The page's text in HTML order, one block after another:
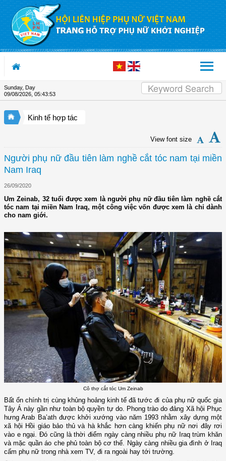
Skip to Content
Sunday, Day
09/08/2026 05:43:53
Kinh tế hợp tác
View font size
Người phụ nữ đầu tiên làm nghề cắt tóc nam tại miền
Nam Iraq
26/09/2020
Um Zeinab, 32 tuổi được xem là người phụ nữ đầu tiên làm nghề cắt
tóc nam tại miền Nam Iraq, một công việc vốn được xem là chỉ dành
cho nam giới.
Cô thợ cắt tóc Um Zeinab
Bất ổn chính trị cùng khủng hoảng kinh tế đã tước đi của phụ nữ quốc gia
Tây Á này gần như toàn bộ quyền tự do. Phong trào do đảng Xã hội Phục
hưng Arab Ba’ath được khởi xướng vào năm 1993 nhằm xây dựng một
xã hội Hồi giáo bảo thủ và hà khắc hơn càng khiến phụ nữ nơi đây rơi
vào e ngại. Đó cũng là thời điểm ngày càng nhiều phụ nữ Iraq trùm khăn
và mặc quần áo che phủ toàn bộ cơ thể. Ngày càng nhiều gia đình ở Iraq
cấm phụ nữ trong nhà xem TV, đi ra ngoài hay tới trường.